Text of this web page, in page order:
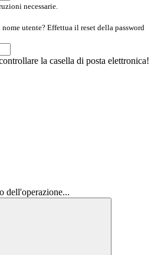
necessarie.
utente? Effettua il reset della password
la casella di posta elettronica!
dell'operazione...